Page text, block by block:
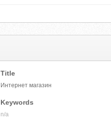
Title
Интернет магазин
Keywords
n/a